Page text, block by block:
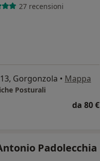
27 recensioni
Gorgonzola • Mappa
Posturali
da 80 €
Padolecchia